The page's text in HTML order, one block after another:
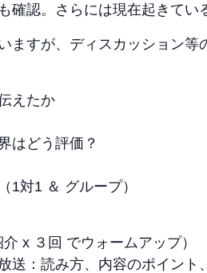
確認。さらには現在起きてい
ますが、ディスカッション等
えたか
はどう評価？
1対1 ＆ グループ）
x ３回 でウォームアップ）
送：読み方、内容のポイント